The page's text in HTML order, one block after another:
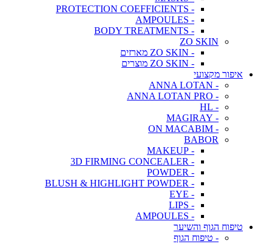
- PROTECTION COEFFICIENTS
- AMPOULES
- BODY TREATMENTS
ZO SKIN
- ZO SKIN מארזים
- ZO SKIN מוצרים
איפור מקצועי
- ANNA LOTAN
- ANNA LOTAN PRO
- HL
- MAGIRAY
- ON MACABIM
BABOR
- MAKEUP
- 3D FIRMING CONCEALER
- POWDER
- BLUSH & HIGHLIGHT POWDER
- EYE
- LIPS
- AMPOULES
טיפוח הגוף והשיער
- טיפוח הגוף